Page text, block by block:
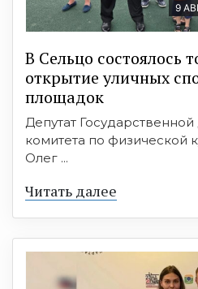
9
В Сельцо состоялось
открытие уличных
площадок
Депутат
комитета по физической
Олег ...
Читать далее